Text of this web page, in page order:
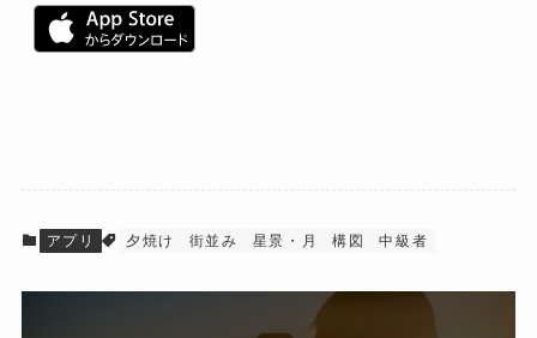
アプリ 夕焼け 街並み 星景・月 構図 中級者